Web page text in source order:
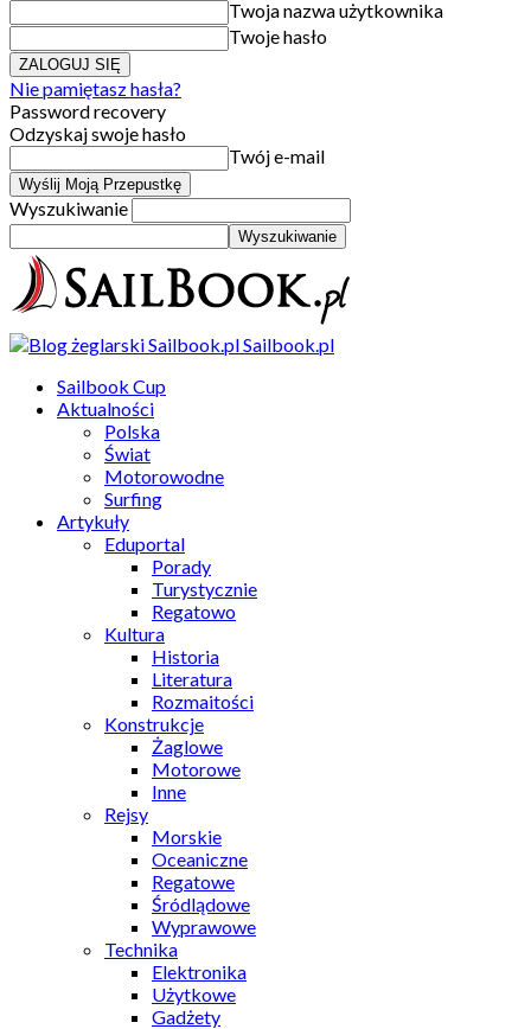
Twoja nazwa użytkownika
Twoje hasło
Nie pamiętasz hasła?
Password recovery
Odzyskaj swoje hasło
Twój e-mail
Wyszukiwanie
Sailbook.pl
Sailbook Cup
Aktualności
Polska
Świat
Motorowodne
Surfing
Artykuły
Eduportal
Porady
Turystycznie
Regatowo
Kultura
Historia
Literatura
Rozmaitości
Konstrukcje
Żaglowe
Motorowe
Inne
Rejsy
Morskie
Oceaniczne
Regatowe
Śródlądowe
Wyprawowe
Technika
Elektronika
Użytkowe
Gadżety